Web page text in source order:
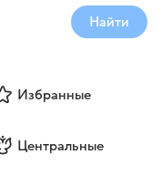
Найти
Избранные
Центральные